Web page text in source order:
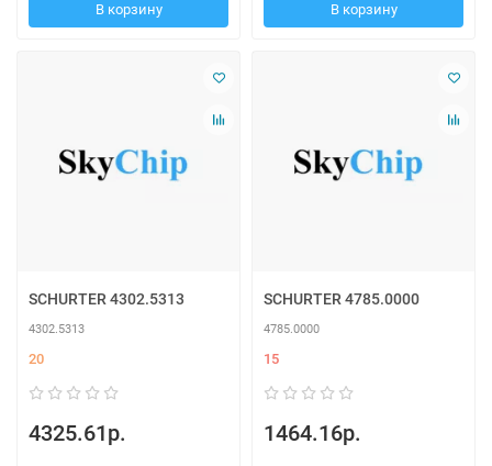
В корзину В корзину
SCHURTER 4302.5313
4302.5313
20
4325.61р.
SCHURTER 4785.0000
4785.0000
15
1464.16р.